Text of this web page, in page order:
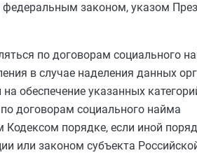
законом, указом
по договорам социального
в случае наделения данных
обеспечение указанных
договорам социального найма
порядке, если иной
или законом субъекта